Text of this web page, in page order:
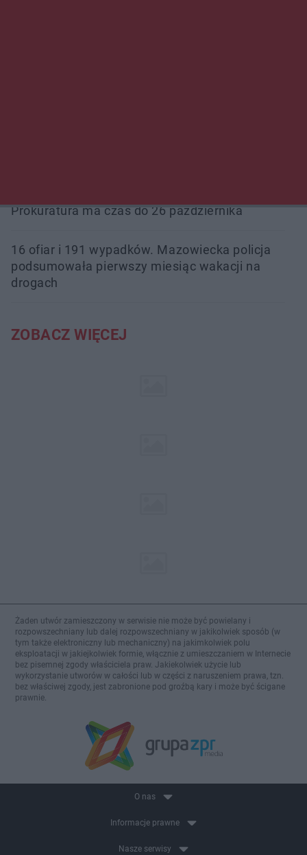
Prokuratura ma czas do 26 października
16 ofiar i 191 wypadków. Mazowiecka policja
podsumowała pierwszy miesiąc wakacji na
drogach
ZOBACZ WIĘCEJ
Żaden utwór zamieszczony w serwisie nie może być powielany i
rozpowszechniany lub dalej rozpowszechniany w jakikolwiek sposób (w
tym także elektroniczny lub mechaniczny) na jakimkolwiek polu
eksploatacji w jakiejkolwiek formie, włącznie z umieszczaniem w Internecie
bez pisemnej zgody właściciela praw. Jakiekolwiek użycie lub
wykorzystanie utworów w całości lub w części z naruszeniem prawa, tzn.
bez właściwej zgody, jest zabronione pod groźbą kary i może być ścigane
prawnie.
O nas
Informacje prawne
Nasze serwisy